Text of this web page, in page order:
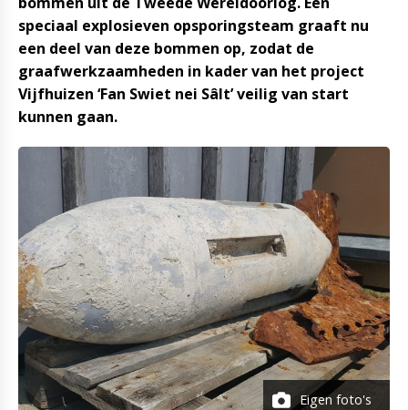
speciaal explosieven opsporingsteam graaft nu
een deel van deze bommen op, zodat de
graafwerkzaamheden in kader van het project
Vijfhuizen ‘Fan Swiet nei Sâlt’ veilig van start
kunnen gaan.
Eigen foto's